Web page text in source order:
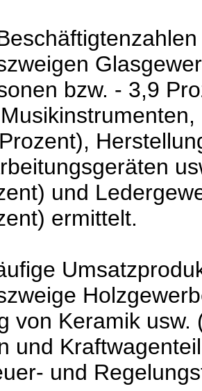
bzw. - 3,9
und
ermittelt.
von Keramik usw.
und
und